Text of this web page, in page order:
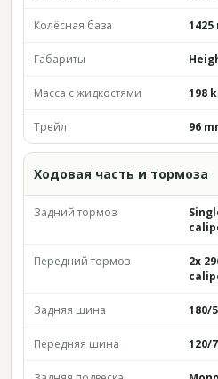
Колёсная база 1425
Габариты
Масса с жидкостями 198
Трейл 96
Ходовая часть и тормоза
Задний тормоз
Передний тормоз
2x
Задняя шина 180/
Передняя шина 120/